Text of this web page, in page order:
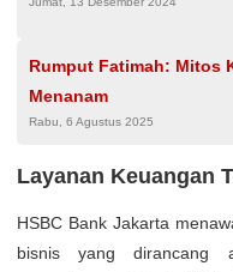
Rumput Fatimah: Mitos
Menanam
Rabu, 6 Agustus 2025
Layanan Keuangan
HSBC Bank Jakarta
bisnis yang dirancang